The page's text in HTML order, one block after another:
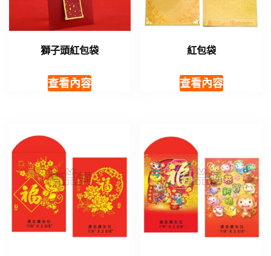
獅子頭紅包袋
查看內容
紅包袋
查看內容